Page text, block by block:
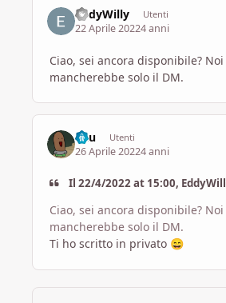
EddyWilly Utenti
22 Aprile 20224 anni
Ciao, sei ancora disponibile?
mancherebbe solo il DM.
Bau Utenti
26 Aprile 20224 anni
Il 22/4/2022 at 15:00,
Ciao, sei ancora disponibile?
mancherebbe solo il DM.
Ti ho scritto in privato 😄